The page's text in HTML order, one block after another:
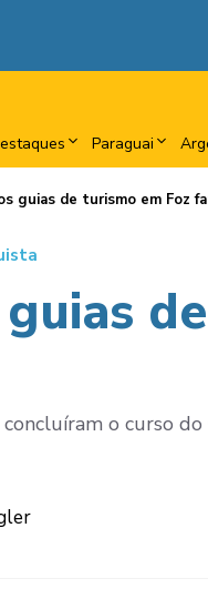
Paraguai
guias de turismo em Foz
guias
o curso